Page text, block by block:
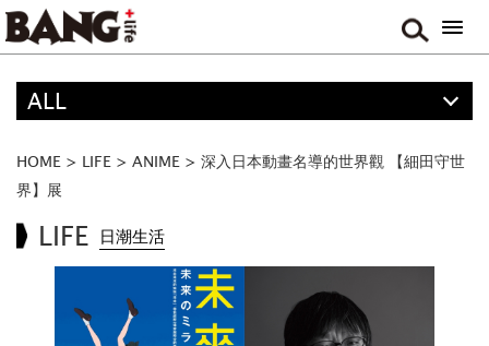
ALL
MOVIE & DRAMA
TRAVEL
MUSIC
GAME
HOME > LIFE > ANIME > 深入日本動畫名導的世界觀 【細田守世
界】展
LIFE 日潮生活